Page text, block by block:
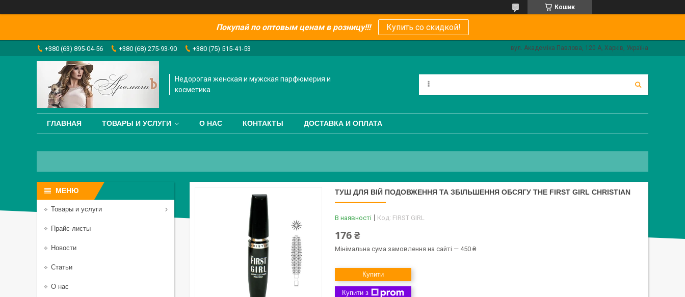
Кошик
Покупай по оптовым ценам в розницу!!! Купить со скидкой!
+380 (63) 895-04-56 +380 (68) 275-93-90 +380 (75) 515-41-53 вул. Академіка Павлова, 120 А, Харків, Україна
Недорогая женская и мужская парфюмерия и
косметика
ГЛАВНАЯ ТОВАРЫ И УСЛУГИ О НАС КОНТАКТЫ ДОСТАВКА И ОПЛАТА
ТУШ ДЛЯ ВІЙ ПОДОВЖЕННЯ ТА ЗБІЛЬШЕННЯ ОБСЯГУ THE FIRST GIRL CHRISTIAN
В наявності Код: FIRST GIRL
176 ₴
Мінімальна сума замовлення на сайті — 450 ₴
Купити
Купити з
Товары и услуги
Прайс-листы
Новости
Статьи
О нас